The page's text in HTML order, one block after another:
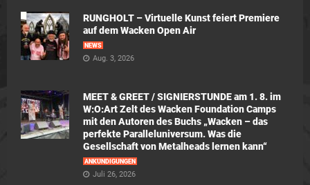
RUNGHOLT – Virtuelle Kunst feiert Premiere
auf dem Wacken Open Air
NEWS
Aug. 3, 2026
MEET & GREET / SIGNIERSTUNDE am 1. 8. im
W:O:Art Zelt des Wacken Foundation Camps
mit den Autoren des Buchs „Wacken – das
perfekte Paralleluniversum. Was die
Gesellschaft von Metalheads lernen kann“
ANKÜNDIGUNGEN
Juli 26, 2026